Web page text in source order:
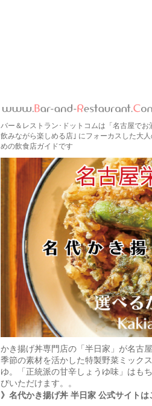
バー＆レストラン･ドットコムは「名古屋でお
飲みながら楽しめる店｣ にフォーカスした大
めの飲食店ガイドです
かき揚げ丼専門店の「半日家」が名古
季節の素材を活かした特製野菜ミック
ゆ。「正統派の甘辛しょうゆ味」はも
びいただけます。。
》名代かき揚げ丼 半日家 公式サイトは